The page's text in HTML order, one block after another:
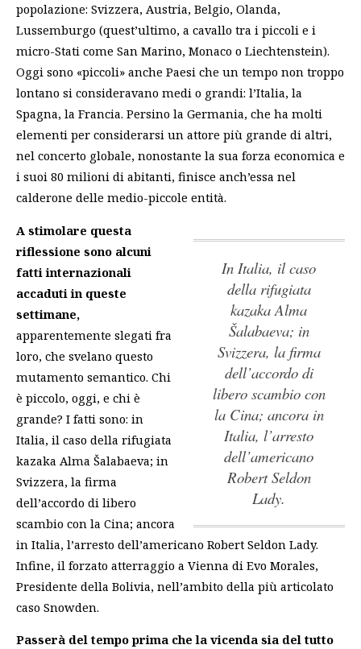
popolazione: Svizzera, Austria, Belgio, Olanda,
Lussemburgo (quest’ultimo, a cavallo tra i piccoli e i
micro-Stati come San Marino, Monaco o Liechtenstein).
Oggi sono «piccoli» anche Paesi che un tempo non troppo
lontano si consideravano medi o grandi: l’Italia, la
Spagna, la Francia. Persino la Germania, che ha molti
elementi per considerarsi un attore più grande di altri,
nel concerto globale, nonostante la sua forza economica e
i suoi 80 milioni di abitanti, finisce anch’essa nel
calderone delle medio-piccole entità.
in Italia, il caso
della rifugiata
kazaka Alma
Šalabaeva; in
Svizzera, la firma
dell’accordo di
libero scambio con
la Cina; ancora in
Italia, l’arresto
dell’americano
Robert Seldon
Lady.
A stimolare questa
riflessione sono alcuni
fatti internazionali
accaduti in queste
settimane,
apparentemente slegati fra
loro, che svelano questo
mutamento semantico. Chi
è piccolo, oggi, e chi è
grande? I fatti sono: in
Italia, il caso della rifugiata
kazaka Alma Šalabaeva; in
Svizzera, la firma
dell’accordo di libero
scambio con la Cina; ancora
in Italia, l’arresto dell’americano Robert Seldon Lady.
Infine, il forzato atterraggio a Vienna di Evo Morales,
Presidente della Bolivia, nell’ambito della più articolato
caso Snowden.
Passerà del tempo prima che la vicenda sia del tutto